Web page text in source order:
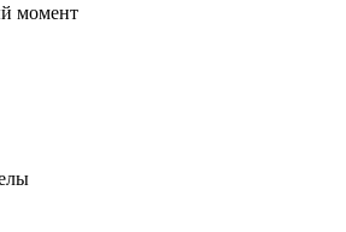
момент